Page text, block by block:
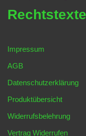
Rechtstexte
Impressum
AGB
Datenschutzerklärung
Produktübersicht
Widerrufsbelehrung
Vertrag Widerrufen